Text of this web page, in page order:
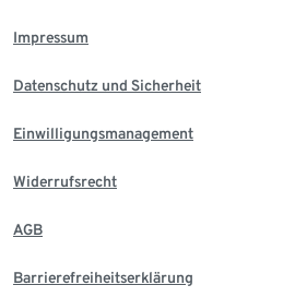
Impressum
Datenschutz und Sicherheit
Einwilligungsmanagement
Widerrufsrecht
AGB
Barrierefreiheitserklärung